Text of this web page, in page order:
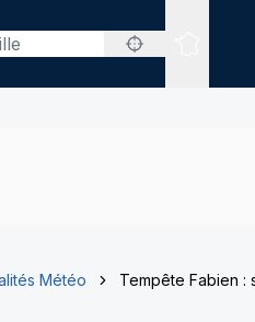
Sites
Météo Tempête Fabien :